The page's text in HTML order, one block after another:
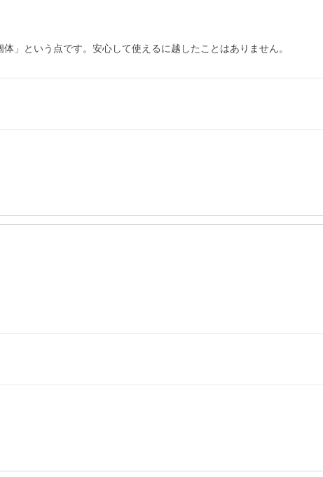
」という点です。安心して使えるに越したことはありません。